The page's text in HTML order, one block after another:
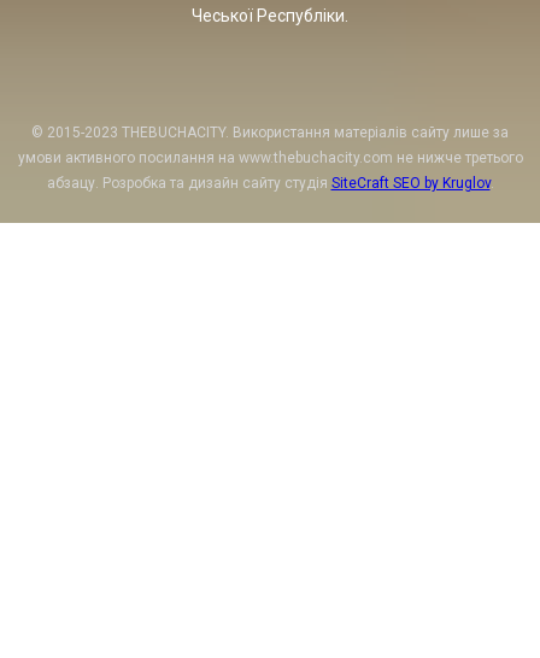
Чеської Республіки.
© 2015-2023 THEBUCHACITY. Використання матеріалів сайту лише за
умови активного посилання на www.thebuchacity.com не нижче третього
абзацу. Розробка та дизайн сайту студія SiteCraft SEO by Kruglov.